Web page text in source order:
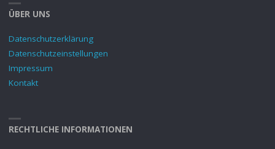
ÜBER UNS
Datenschutzerklärung
Datenschutzeinstellungen
Impressum
Kontakt
RECHTLICHE INFORMATIONEN